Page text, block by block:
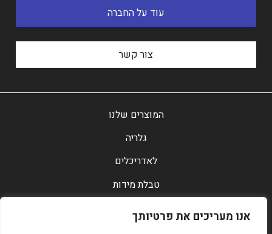
אנו מעריכים את פרטיותך
עוד על החברה
צור קשר
המוצרים שלנו
גלריה
לאדריכלים
טבלת מידות